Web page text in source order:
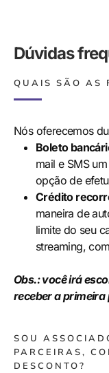
Dúvidas
QUAIS SÃO AS
Nós oferecemos
Boleto
mail e SMS
opção de
Crédito
maneira de
limite do seu
streaming,
Obs.: você irá
receber a
SOU
PARCEIRAS,
DESCONTO?